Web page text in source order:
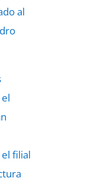
al
filial